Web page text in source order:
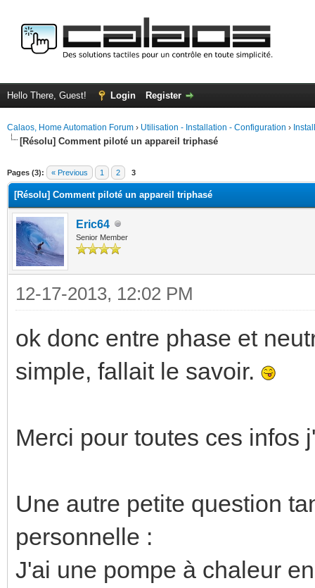
Hello There, Guest! Login Register
Calaos, Home Automation Forum › Utilisation - Installation - Configuration ›
[Résolu] Comment piloté un appareil triphasé
Pages (3): « Previous 1 2 3
[Résolu] Comment piloté un appareil triphasé
Eric64
Senior Member
12-17-2013, 12:02 PM
ok donc entre phase et
simple, fallait le savoir.
Merci pour toutes ces infos
Une autre petite question
personnelle :
J'ai une pompe à chaleur